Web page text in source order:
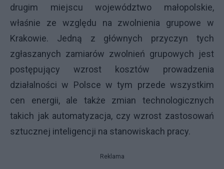
drugim miejscu województwo małopolskie,
właśnie ze względu na zwolnienia grupowe w
Krakowie. Jedną z głównych przyczyn tych
zgłaszanych zamiarów zwolnień grupowych jest
postępujący wzrost kosztów prowadzenia
działalności w Polsce w tym przede wszystkim
cen energii, ale także zmian technologicznych
takich jak automatyzacja, czy wzrost zastosowań
sztucznej inteligencji na stanowiskach pracy.
Reklama